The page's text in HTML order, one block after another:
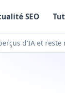
SEO
d'IA et